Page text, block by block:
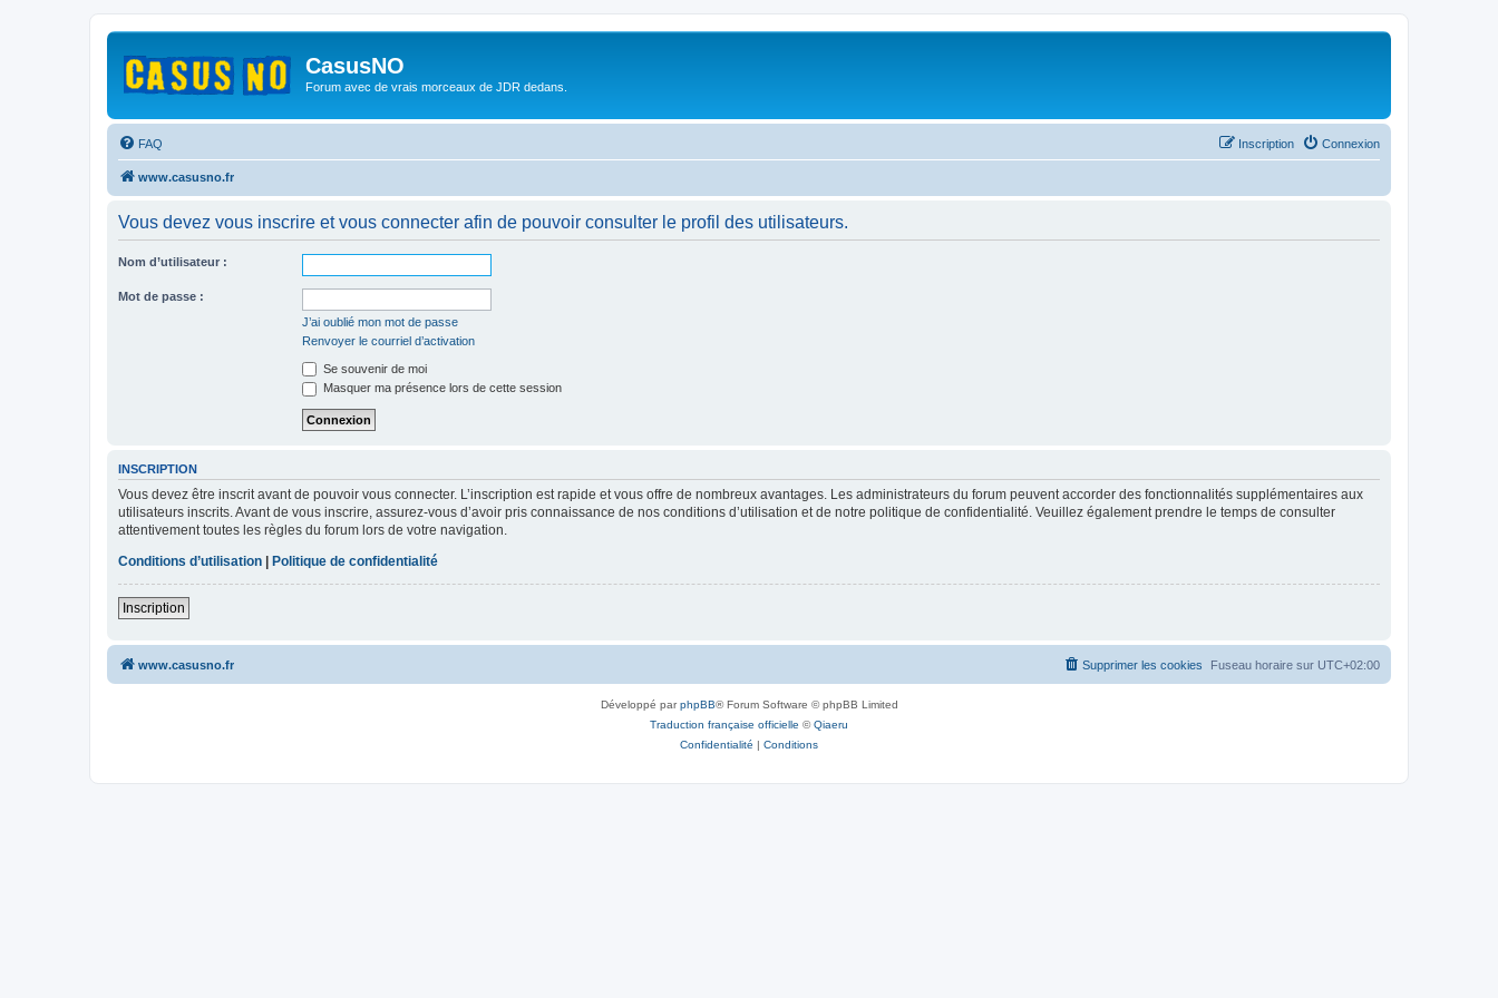
CasusNO
Forum avec de vrais morceaux de JDR dedans.
FAQ Connexion
Inscription
www.casusno.fr
Vous devez vous inscrire et vous connecter afin de pouvoir consulter le profil des utilisateurs.
Nom d’utilisateur :
Mot de passe :
J’ai oublié mon mot de passe
Renvoyer le courriel d’activation
Se souvenir de moi
Masquer ma présence lors de cette session
INSCRIPTION
Vous devez être inscrit avant de pouvoir vous connecter. L’inscription est rapide et vous offre de nombreux avantages. Les administrateurs du forum peuvent accorder des fonctionnalités supplémentaires aux
utilisateurs inscrits. Avant de vous inscrire, assurez-vous d’avoir pris connaissance de nos conditions d’utilisation et de notre politique de confidentialité. Veuillez également prendre le temps de consulter
attentivement toutes les règles du forum lors de votre navigation.
Conditions d’utilisation
Politique de confidentialité
Inscription
www.casusno.fr Fuseau horaire sur UTC+02:00
Supprimer les cookies
Développé parphpBB® Forum Software © phpBB Limited
Traduction française officielle ©Qiaeru
Confidentialité | Conditions